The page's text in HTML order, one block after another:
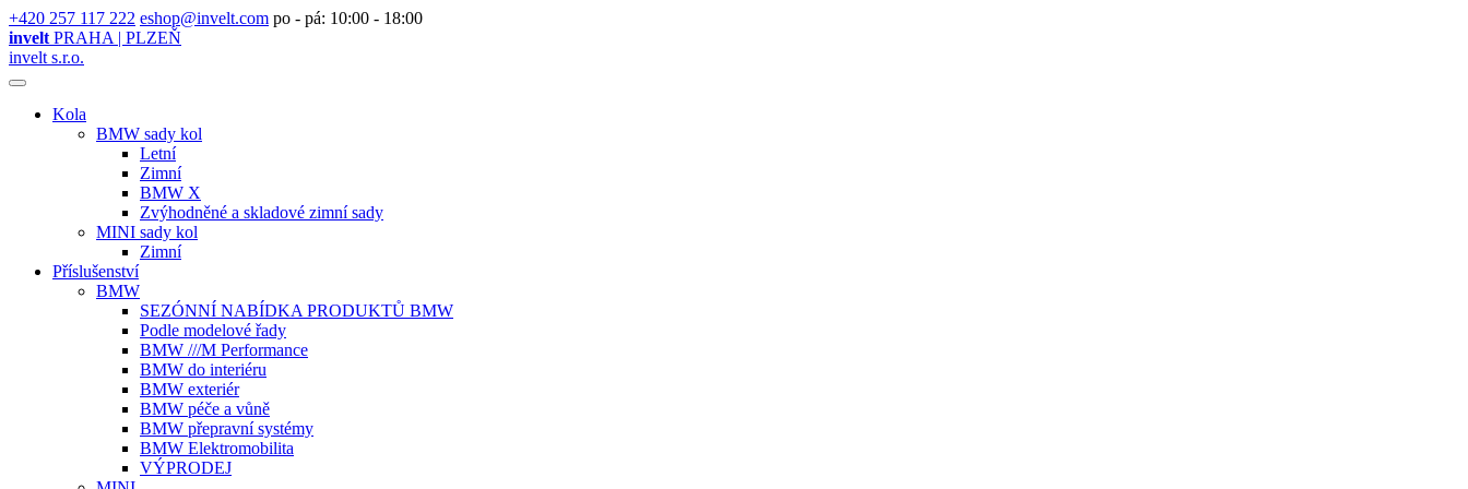
+420 257 117 222 eshop@invelt.com po - pá: 10:00 - 18:00
invelt PRAHA | PLZEŇ
invelt s.r.o.
Kola
BMW sady kol
Letní
Zimní
BMW X
Zvýhodněné a skladové zimní sady
MINI sady kol
Zimní
Příslušenství
BMW
SEZÓNNÍ NABÍDKA PRODUKTŮ BMW
Podle modelové řady
BMW ///M Performance
BMW do interiéru
BMW exteriér
BMW péče a vůně
BMW přepravní systémy
BMW Elektromobilita
VÝPRODEJ